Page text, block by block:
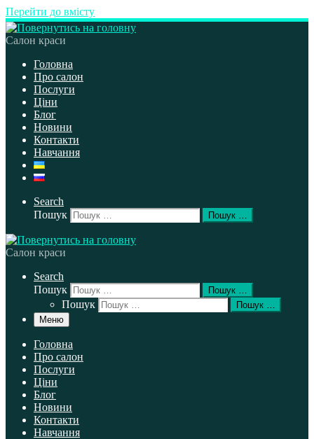
Перейти до вмісту
Салон краси
Головна
Про салон
Послуги
Ціни
Блог
Новини
Контакти
Навчання
Search
Пошук
Пошук …
Салон краси
Search
Пошук
Пошук …
Пошук
Пошук …
Меню
Головна
Про салон
Послуги
Ціни
Блог
Новини
Контакти
Навчання